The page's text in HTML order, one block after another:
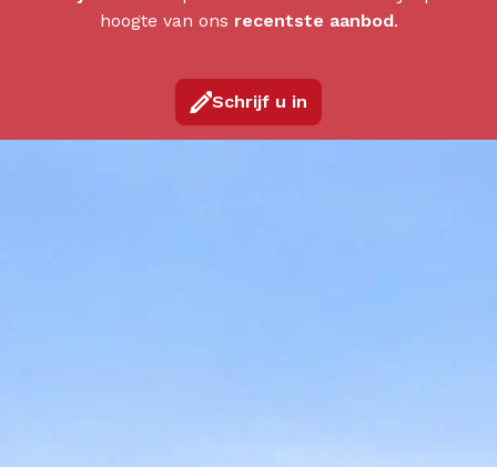
hoogte van ons recentste aanbod.
Schrijf u in